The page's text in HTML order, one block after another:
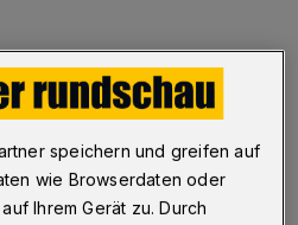
speichern und greifen auf
wie Browserdaten oder
Ihrem Gerät zu. Durch